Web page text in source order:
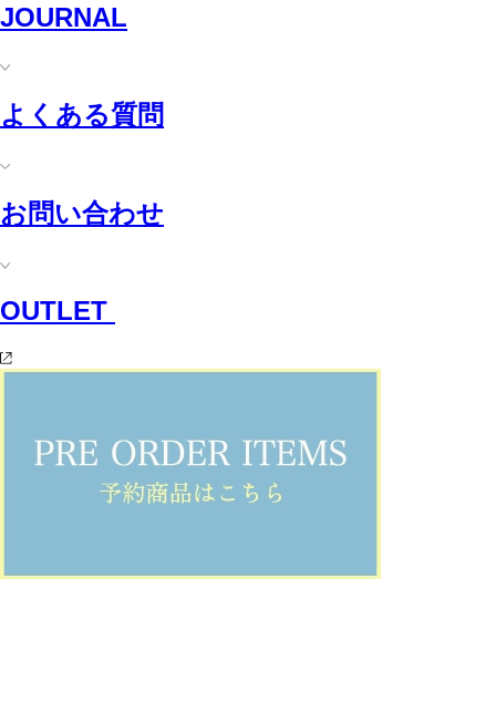
JOURNAL
よくある質問
お問い合わせ
OUTLET